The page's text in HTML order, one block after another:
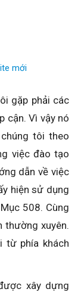
mới
gặp phải các
cận. Vì vậy nó
tôi theo
việc đào tạo
dẫn về việc
hiện sử dụng
508. Cùng
xuyên.
từ phía khách
xây dựng